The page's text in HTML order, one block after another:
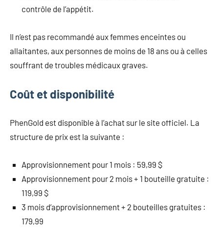
contrôle de l’appétit.
Il n’est pas recommandé aux femmes enceintes ou
allaitantes, aux personnes de moins de 18 ans ou à celles
souffrant de troubles médicaux graves.
Coût et disponibilité
PhenGold est disponible à l’achat sur le site officiel. La
structure de prix est la suivante :
Approvisionnement pour 1 mois : 59,99 $
Approvisionnement pour 2 mois + 1 bouteille gratuite :
119,99 $
3 mois d’approvisionnement + 2 bouteilles gratuites :
179,99